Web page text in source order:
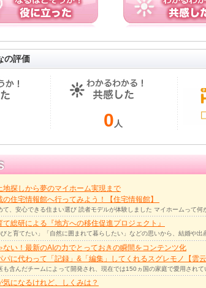
の評価
0 人
地探しから夢のマイホーム実現まで
の住宅情報館へ行ってみよう！【住宅情報館】
て、安心できる住まい選び 読者モデルが体験しました マイホームって何
て総研による『地方への移住促進プロジェクト』
びと育てたい」「自然に囲まれて暮らしたい」などの思いから、結婚や出
ない！最新のAIの力でとっておきの瞬間をコンテンツ化
に代わって「記録」&「編集」してくれるスグレモノ【雲云
も含んだチームによって開発され、現在では150ヵ国の家庭で愛用されて
気になるけれど、しくみは？